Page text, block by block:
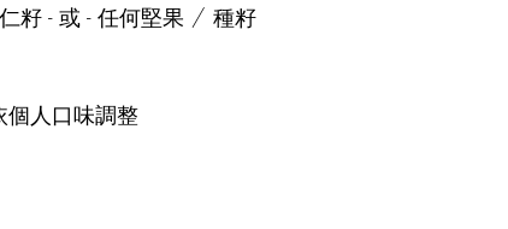
葵花仁籽 - 或 - 任何堅果 / 種籽
可依個人口味調整